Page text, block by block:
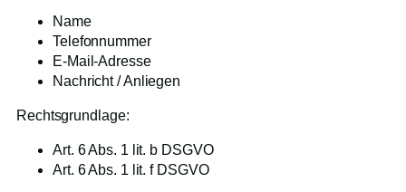
Name
Telefonnummer
E-Mail-Adresse
Nachricht / Anliegen
Rechtsgrundlage:
Art. 6 Abs. 1 lit. b DSGVO
Art. 6 Abs. 1 lit. f DSGVO